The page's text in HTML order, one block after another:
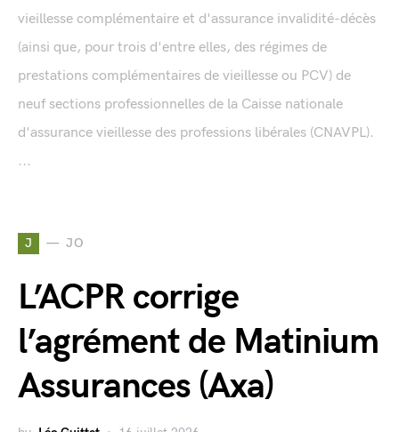
vieillesse complémentaire et d'assurance invalidité-décès
(ainsi que, pour trois d'entre elles, des régimes de
prestations complémentaires de vieillesse ou PCV) de
neuf sections professionnelles de la Caisse nationale
d'assurance vieillesse des professions libérales (CNAVPL).
...
J JO
L’ACPR corrige
l’agrément de Matinium
Assurances (Axa)